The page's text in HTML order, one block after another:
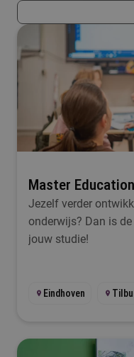
Type
Selecteer
Mijn vooropleiding
Selecteer
Selecteer
Taal
zoekterm
Master
Jezelf verder
onderwijs? Dan is
jouw studie!
Eindhoven